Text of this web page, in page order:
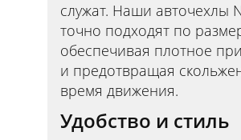
служат. Наши авточехлы
точно подходят по
обеспечивая плотное
и предотвращая
время движения.
Удобство и стиль